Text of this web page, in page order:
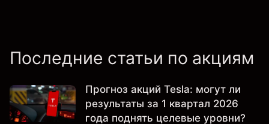
Последние статьи по акциям
Прогноз акций Tesla: могут ли
результаты за 1 квартал 2026
года поднять целевые уровни?